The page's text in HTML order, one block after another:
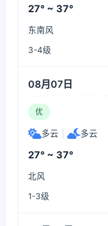
27° ~ 37°
东南风
3-4级
08月07日
优
多云 多云
27° ~ 37°
北风
1-3级